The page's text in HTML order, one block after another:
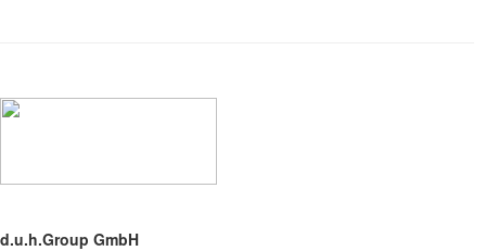
d.u.h.Group GmbH